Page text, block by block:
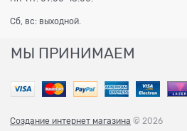
Сб, вс: выходной.
МЫ ПРИНИМАЕМ
Создание интернет магазина © 2026